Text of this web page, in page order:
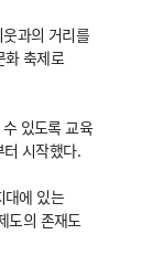
과의 거리를
화 축제로
있도록 교육
터 시작했다.
대에 있는
도의 존재도